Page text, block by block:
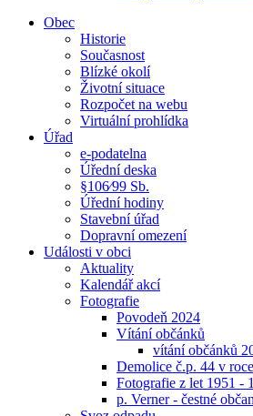
Obec
Historie
Současnost
Blízké okolí
Životní situace
Rozpočet na webu
Virtuální prohlídka
Úřad
e-podatelna
Úřední deska
§106⁄99 Sb.
Úřední hodiny
Stavební úřad
Dopravní omezení
Události v obci
Aktuality
Kalendář akcí
Fotografie
Povodeň 2024
Vítání občánků
vítání občánků
Demolice č.p. 44 v
Fotografie z let 1951 -
p. Verner - čestné